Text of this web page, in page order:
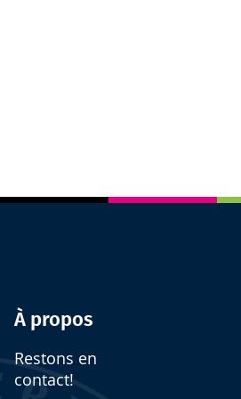
À propos
Restons en
contact!